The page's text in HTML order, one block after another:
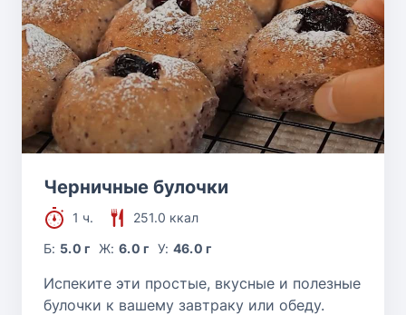
Черничные булочки
1 ч.
251.0 ккал
Б: 5.0 г Ж: 6.0 г У: 46.0 г
Испеките эти простые, вкусные и полезные
булочки к вашему завтраку или обеду.